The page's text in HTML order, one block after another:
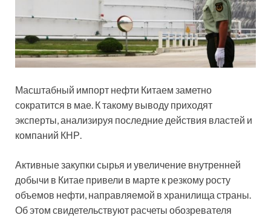
Масштабный импорт нефти Китаем заметно
сократится в мае. К такому выводу приходят
эксперты, анализируя последние действия властей и
компаний КНР.
Активные закупки сырья и увеличение внутренней
добычи в Китае привели в марте к резкому росту
объемов нефти, направляемой в хранилища страны.
Об этом свидетельствуют расчеты обозревателя